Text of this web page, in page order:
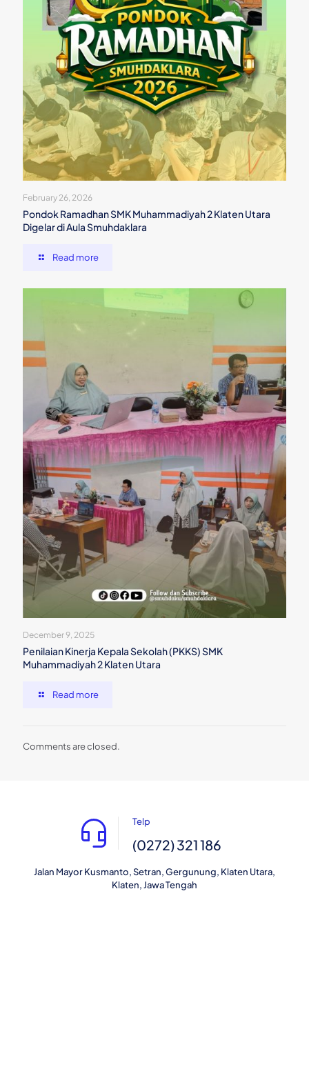
February 26, 2026
Pondok Ramadhan SMK Muhammadiyah 2 Klaten Utara
Digelar di Aula Smuhdaklara
Read more
December 9, 2025
Penilaian Kinerja Kepala Sekolah (PKKS) SMK
Muhammadiyah 2 Klaten Utara
Read more
Comments are closed.
Telp
(0272) 321 186
Jalan Mayor Kusmanto, Setran, Gergunung, Klaten Utara,
Klaten, Jawa Tengah